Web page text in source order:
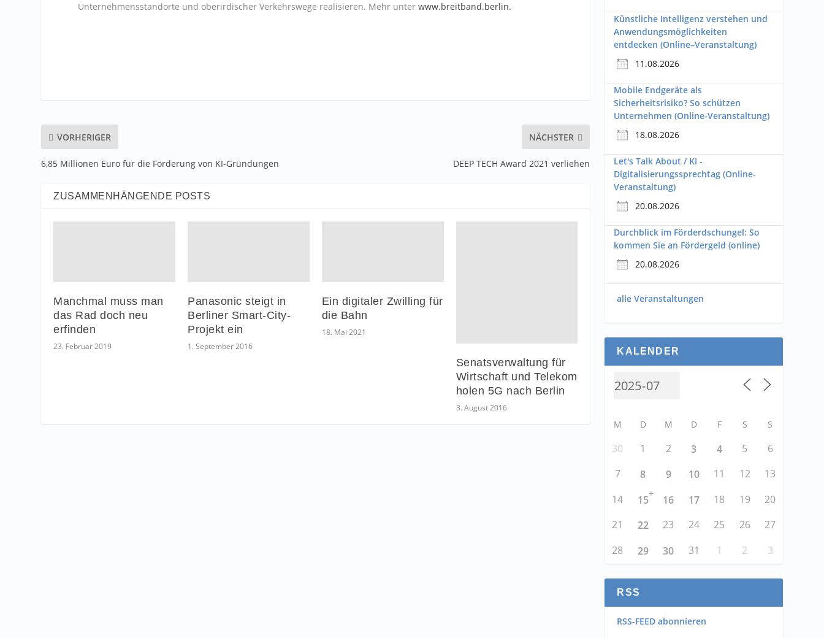
Unternehmensstandorte und oberirdischer Verkehrswege realisieren. Mehr unterwww.breitband.berlin.
VORHERIGER
6,85 Millionen Euro für die Förderung von KI-Gründungen
NÄCHSTER
DEEP TECH Award 2021 verliehen
ZUSAMMENHÄNGENDE POSTS
Manchmal muss man
das Rad doch neu
erfinden
23. Februar 2019
Panasonic steigt in
Berliner Smart-City-
Projekt ein
1. September 2016
Ein digitaler Zwilling für
die Bahn
18. Mai 2021
Senatsverwaltung für
Wirtschaft und Telekom
holen 5G nach Berlin
3. August 2016
Künstliche Intelligenz verstehen und
Anwendungsmöglichkeiten
entdecken (Online–Veranstaltung)
11.08.2026
Mobile Endgeräte als
Sicherheitsrisiko? So schützen
Unternehmen (Online-Veranstaltung)
18.08.2026
Let's Talk About / KI -
Digitalisierungssprechtag (Online-
Veranstaltung)
20.08.2026
Durchblick im Förderdschungel: So
kommen Sie an Fördergeld (online)
20.08.2026
alle Veranstaltungen
KALENDER
M D M D F S S
30 1 2 3 4 5
6
7
8 9 10 11 12
13
14
15
+
16 17 18 19
20
21
22 23 24 25 26
27
28
29 30 31 1 2 3
RSS
RSS-FEED abonnieren